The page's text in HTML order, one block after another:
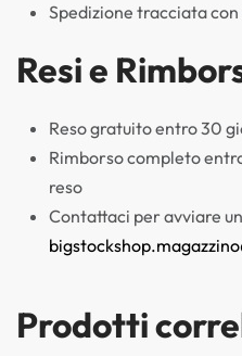
Spedizione tracciata
Resi e
Reso gratuito entro 30
Rimborso completo
reso
Contattaci per avviare
Prodotti